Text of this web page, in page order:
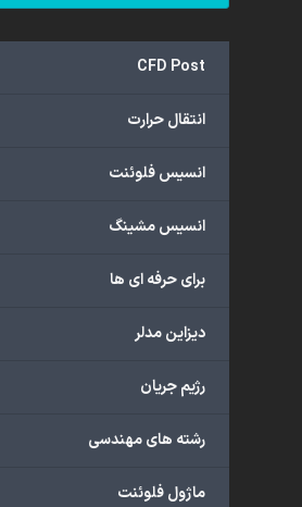
CFD Post
انتقال حرارت
انسیس فلوئنت
انسیس مشینگ
برای حرفه ای ها
دیزاین مدلر
رژیم جریان
رشته های مهندسی
ماژول فلوئنت